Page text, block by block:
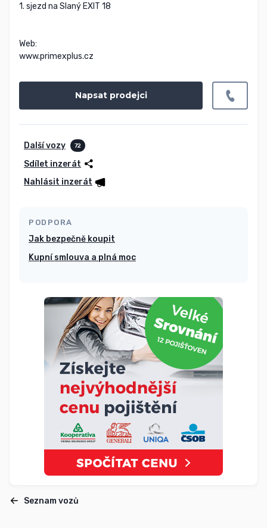
1. sjezd na Slaný EXIT 18
Web:
www.primexplus.cz
Napsat prodejci
Další vozy 72
Sdílet inzerát
Nahlásit inzerát
PODPORA
Jak bezpečně koupit
Kupní smlouva a plná moc
Seznam vozů